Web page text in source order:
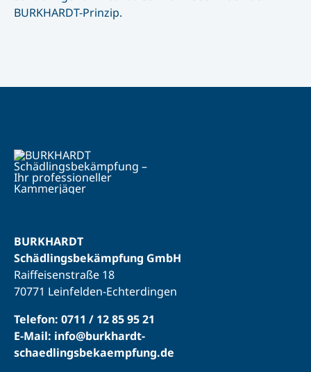
BURKHARDT-Prinzip.
BURKHARDT
Schädlingsbekämpfung GmbH
Raiffeisenstraße 18
70771 Leinfelden-Echterdingen
Telefon: 0711 / 12 85 95 21
E-Mail: info@burkhardt-
schaedlingsbekaempfung.de